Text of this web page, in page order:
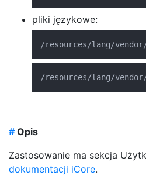
pliki językowe:
/resources/lang/
/resources/lang/
#Opis
Zastosowanie ma sekcja
dokumentacji iCore.